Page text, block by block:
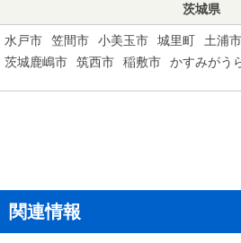
茨城県
水戸市 笠間市 小美玉市 城里町 土浦市
茨城鹿嶋市
筑西市 稲敷市 かすみがう
関連情報